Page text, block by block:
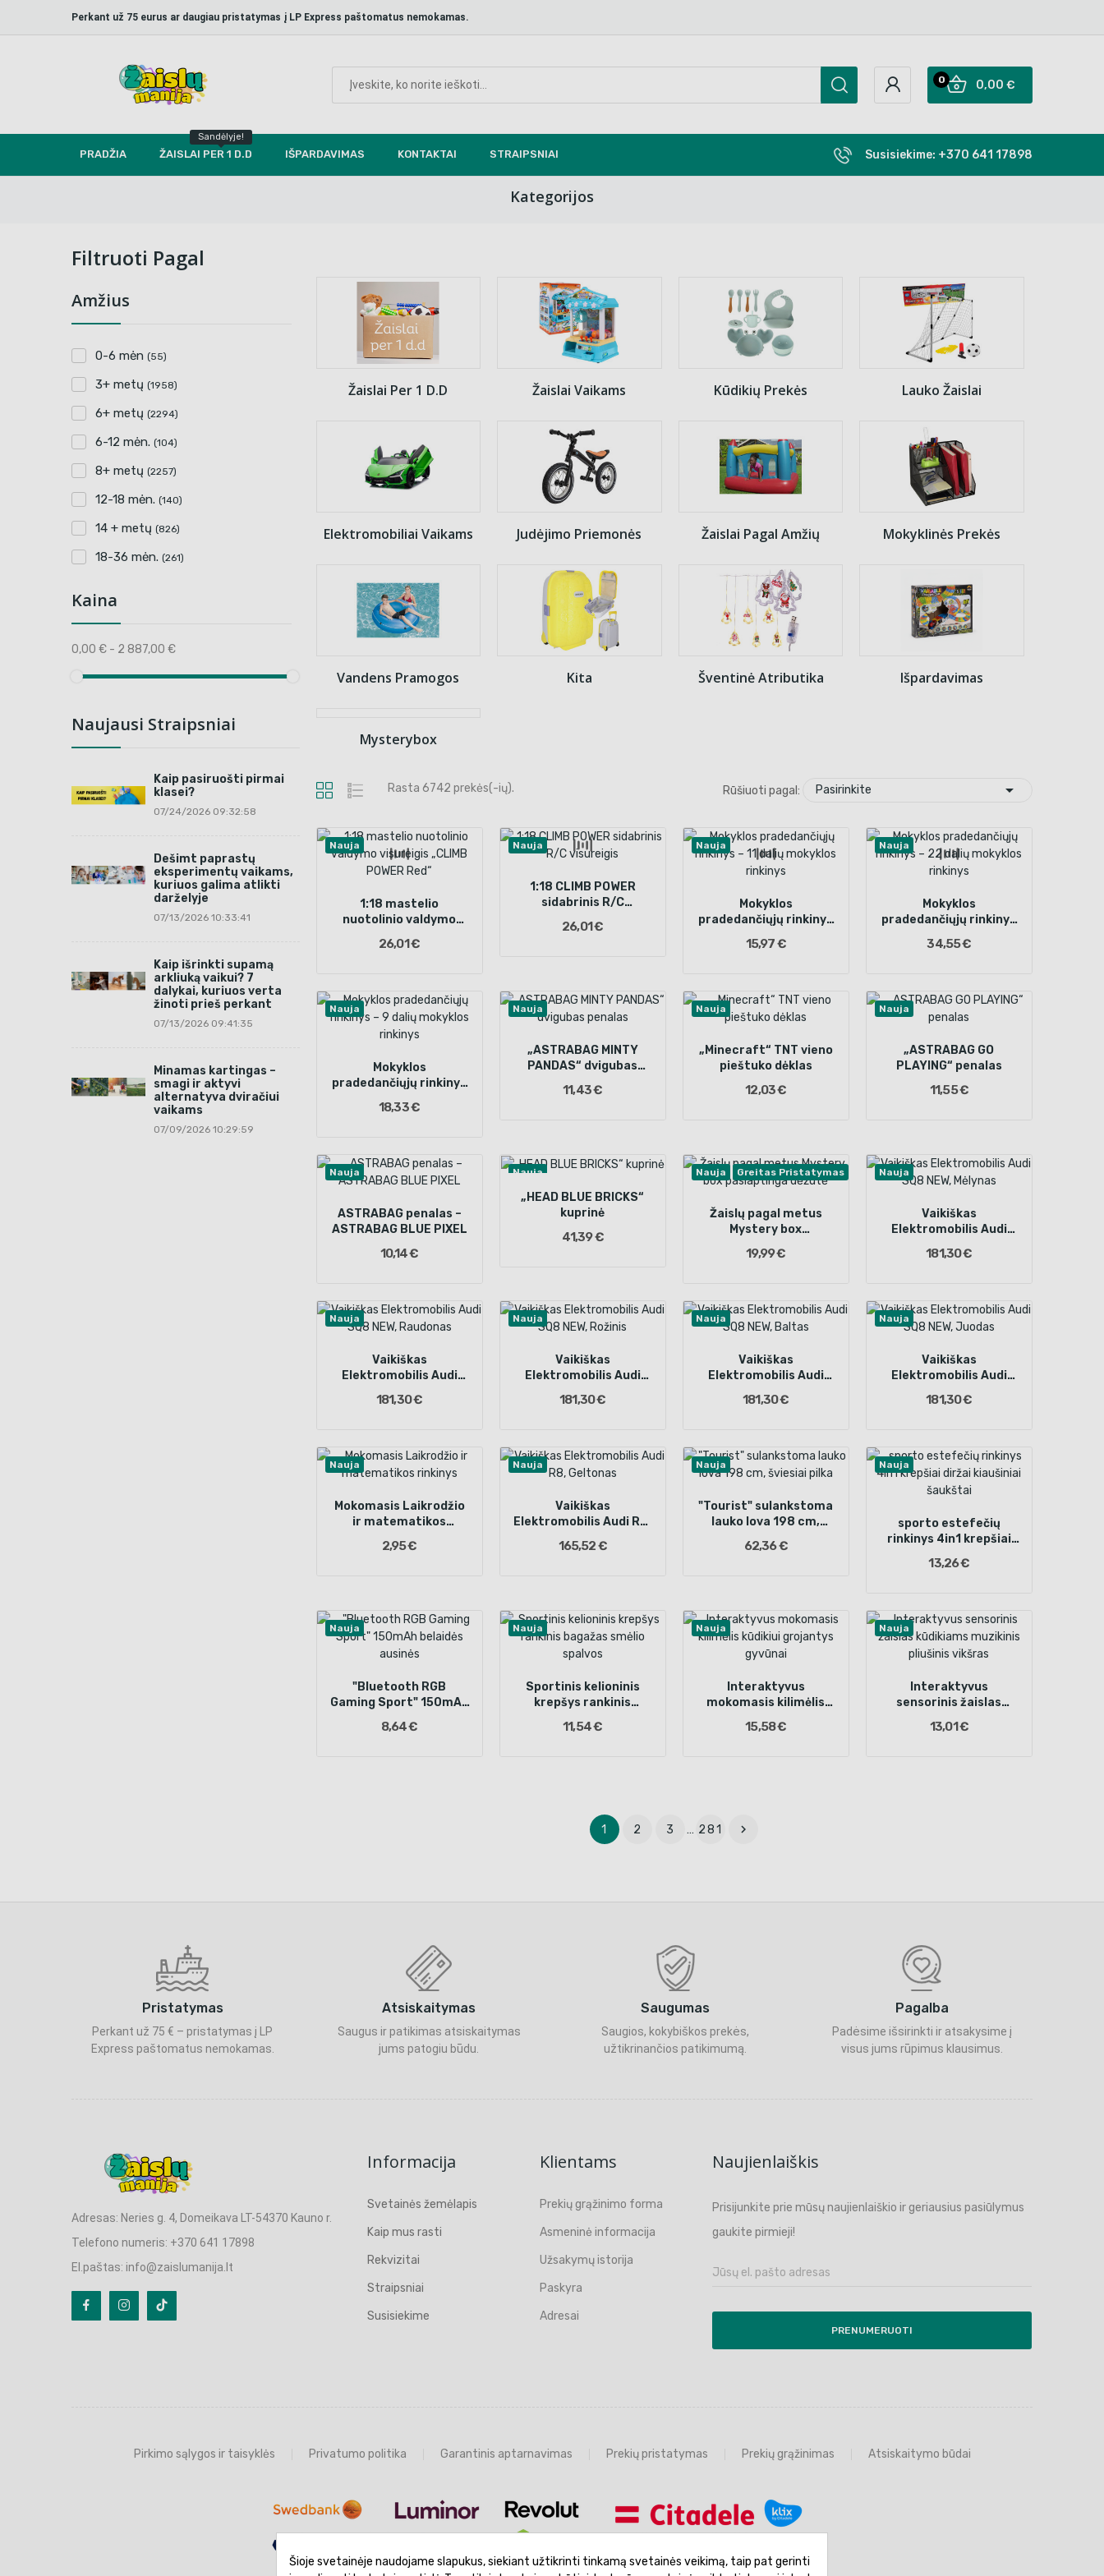
Perkant už 75 eurus ar daugiau pristatymas į LP Express paštomatus nemokamas.
0,00 €
0
PRADŽIA ŽAISLAI PER 1 D.D
Sandėlyje!
IŠPARDAVIMAS KONTAKTAI STRAIPSNIAI Susisiekime: +370 641 17898
Kategorijos
Filtruoti Pagal
Amžius
0-6 mėn (55)
3+ metų (1958)
6+ metų (2294)
6-12 mėn. (104)
8+ metų (2257)
12-18 mėn. (140)
14 + metų (826)
18-36 mėn. (261)
Kaina
0,00 € - 2 887,00 €
Naujausi Straipsniai
Kaip pasiruošti pirmai
klasei?
07/24/2026 09:32:58
Dešimt paprastų
eksperimentų vaikams,
kuriuos galima atlikti
darželyje
07/13/2026 10:33:41
Kaip išrinkti supamą
arkliuką vaikui? 7
dalykai, kuriuos verta
žinoti prieš perkant
07/13/2026 09:41:35
Minamas kartingas –
smagi ir aktyvi
alternatyva dviračiui
vaikams
07/09/2026 10:29:59
Žaislai Per 1 D.d Žaislai Vaikams Kūdikių Prekės Lauko Žaislai
Elektromobiliai Vaikams Judėjimo Priemonės Žaislai Pagal Amžių Mokyklinės Prekės
Vandens Pramogos Kita Šventinė Atributika Išpardavimas
Mysterybox
Rasta 6742 prekės(-ių). Rūšiuoti pagal: Pasirinkite 
Nauja
1:18 mastelio
nuotolinio valdymo
POWER Red“
26,01 €
Nauja
1:18 CLIMB POWER
sidabrinis R/C
26,01 €
Nauja
Mokyklos
pradedančiųjų rinkinys
rinkinys
15,97 €
Nauja
Mokyklos
pradedančiųjų rinkinys
rinkinys
34,55 €
Nauja
Mokyklos
pradedančiųjų rinkinys
rinkinys
18,33 €
Nauja
„ASTRABAG MINTY
PANDAS“ dvigubas
11,43 €
Nauja
„Minecraft“ TNT vieno
pieštuko dėklas
12,03 €
Nauja
„ASTRABAG GO
PLAYING“ penalas
11,55 €
Nauja
ASTRABAG penalas –
ASTRABAG BLUE PIXEL
10,14 €
Nauja
„HEAD BLUE BRICKS“
kuprinė
41,39 €
Nauja Greitas Pristatymas
Žaislų pagal metus
Mystery box
19,99 €
Nauja
Vaikiškas
Elektromobilis Audi
181,30 €
Nauja
Vaikiškas
Elektromobilis Audi
181,30 €
Nauja
Vaikiškas
Elektromobilis Audi
181,30 €
Nauja
Vaikiškas
Elektromobilis Audi
181,30 €
Nauja
Vaikiškas
Elektromobilis Audi
181,30 €
Nauja
Mokomasis Laikrodžio
ir matematikos
2,95 €
Nauja
Vaikiškas
Elektromobilis Audi R8,
165,52 €
Nauja
"Tourist" sulankstoma
lauko lova 198 cm,
62,36 €
Nauja
sporto estefečių
rinkinys 4in1 krepšiai
šaukštai
13,26 €
Nauja
"Bluetooth RGB
Gaming Sport" 150mAh
8,64 €
Nauja
Sportinis kelioninis
krepšys rankinis
11,54 €
Nauja
Interaktyvus
mokomasis kilimėlis
gyvūnai
15,58 €
Nauja
Interaktyvus
sensorinis žaislas
pliušinis vikšras
13,01 €
1 2 3 … 281 
Pristatymas
Perkant už 75 € – pristatymas į LP
Express paštomatus nemokamas.
Atsiskaitymas
Saugus ir patikimas atsiskaitymas
jums patogiu būdu.
Saugumas
Saugios, kokybiškos prekės,
užtikrinančios patikimumą.
Pagalba
Padėsime išsirinkti ir atsakysime į
visus jums rūpimus klausimus.
Adresas: Neries g. 4, Domeikava LT-54370 Kauno r.
Telefono numeris: +370 641 17898
El.paštas: info@zaislumanija.lt
Informacija
Svetainės žemėlapis
Kaip mus rasti
Rekvizitai
Straipsniai
Susisiekime
Klientams
Prekių grąžinimo forma
Asmeninė informacija
Užsakymų istorija
Paskyra
Adresai
Naujienlaiškis
Prisijunkite prie mūsų naujienlaiškio ir geriausius pasiūlymus
gaukite pirmieji!
PRENUMERUOTI
Pirkimo sąlygos ir taisyklės Privatumo politika Garantinis aptarnavimas Prekių pristatymas Prekių grąžinimas Atsiskaitymo būdai
Šioje svetainėje naudojame slapukus, siekiant užtikrinti tinkamą svetainės veikimą, taip pat gerinti